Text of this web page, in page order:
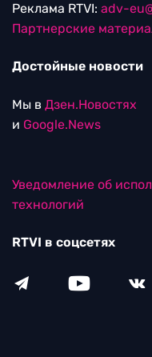
Реклама RTVI: adv-
Партнерские
Достойные новости
Мы в Дзен.Новостях
и Google.News
Уведомление об
технологий
RTVI в соцсетях